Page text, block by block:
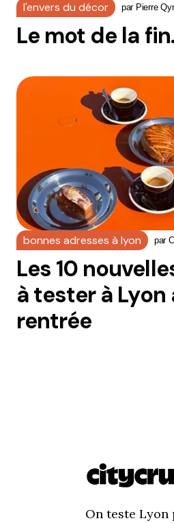
l'envers du décor par Pierre
Le mot de la
bonnes adresses à lyon par
Les 10
à tester à Lyon
rentrée
On teste